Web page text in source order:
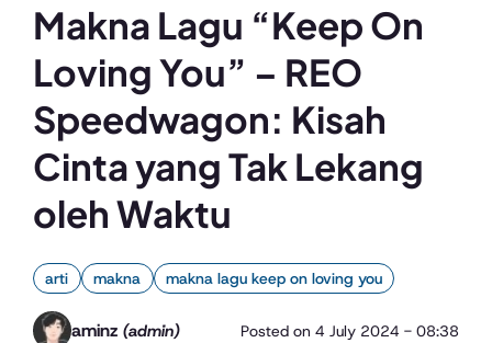
Makna Lagu “Keep On
Loving You” – REO
Speedwagon: Kisah
Cinta yang Tak Lekang
oleh Waktu
arti makna makna lagu keep on loving you
aminz (admin) Posted on 4 July 2024 - 08:38